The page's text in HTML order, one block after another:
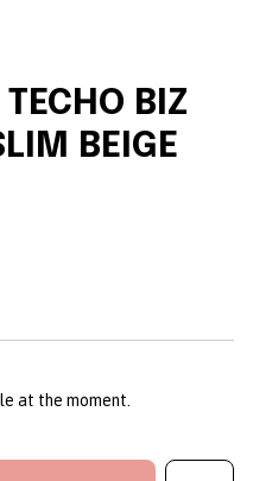
BIZ
BEIGE
at the moment.